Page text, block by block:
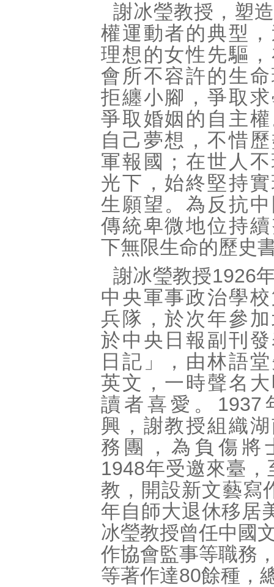
謝冰瑩教授，塑
權運動者的典型
理想的女性先驅
會所不容許的生
拒纏小腳，爭取
爭取婚姻的自主
自己夢想，不惜
軍報國；在世人
光下，始終堅持
生願望。為反抗
傳統卑微地位持
下無限生命的歷史
謝冰瑩教授1926
中央軍事政治學
兵隊，於次年參
於中央日報副刊
日記」，由林語
英文，一時聲名
讀者喜愛。1937
興，謝教授組織
務團，為負傷將
1948年受邀來臺
教，開設新文藝寫
年自師大退休移居
冰瑩教授曾任中國
作協會監事等職務
等著作達80餘種，